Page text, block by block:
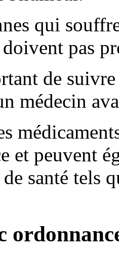
qui
pas
de
médecin
et peuvent
santé tels